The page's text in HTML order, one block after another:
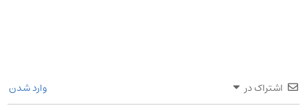
اشتراک در وارد شدن